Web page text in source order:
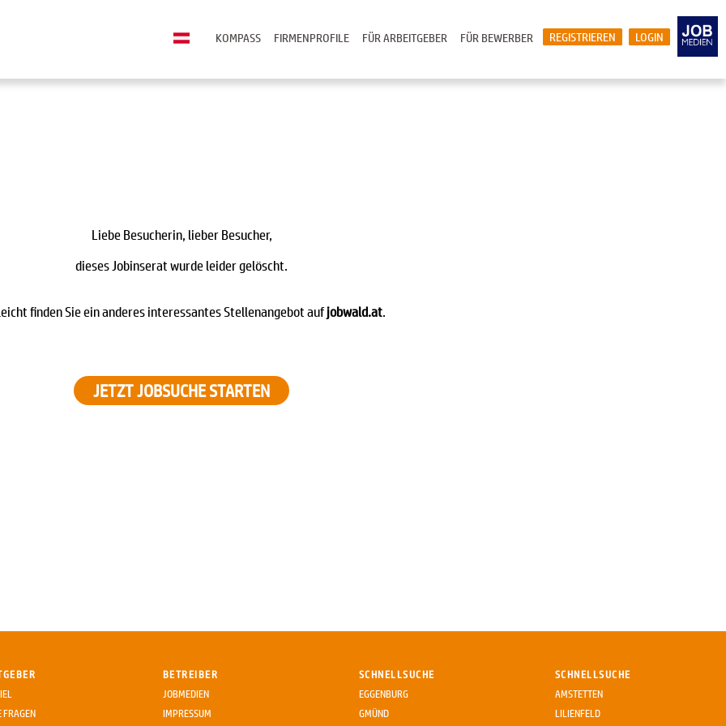
LOGIN
REGISTRIEREN
FÜR BEWERBER
FÜR ARBEITGEBER
FIRMENPROFILE
KOMPASS
Liebe Besucherin, lieber Besucher,
dieses Jobinserat wurde leider gelöscht.
finden Sie ein anderes interessantes Stellenangebot aufjobwald.at
JETZT JOBSUCHE STARTEN
FRAGEN
BETREIBER
JOBMEDIEN
IMPRESSUM
SCHNELLSUCHE
EGGENBURG
GMÜND
SCHNELLSUCHE
AMSTETTEN
LILIENFELD